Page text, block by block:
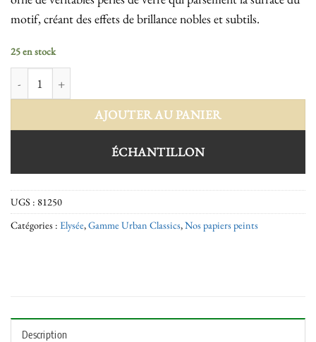
motif, créant des effets de brillance nobles et subtils.
25 en stock
AJOUTER AU PANIER
ÉCHANTILLON
UGS : 81250
Catégories : Elysée,Gamme Urban Classics,Nos papiers peints
Description